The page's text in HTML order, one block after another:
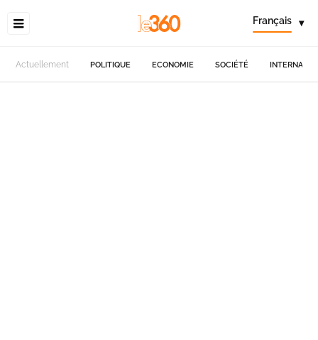
Français ▾
Actuellement POLITIQUE ECONOMIE SOCIÉTÉ